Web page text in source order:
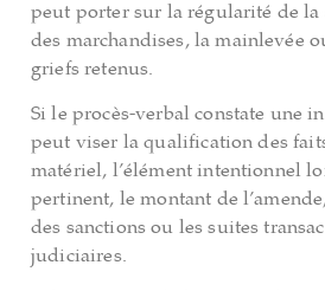
peut porter sur la régularité de
des marchandises, la mainlevée
griefs retenus.
Si le procès-verbal constate une
peut viser la qualification des
matériel, l’élément intentionnel
pertinent, le montant de
des sanctions ou les suites
judiciaires.